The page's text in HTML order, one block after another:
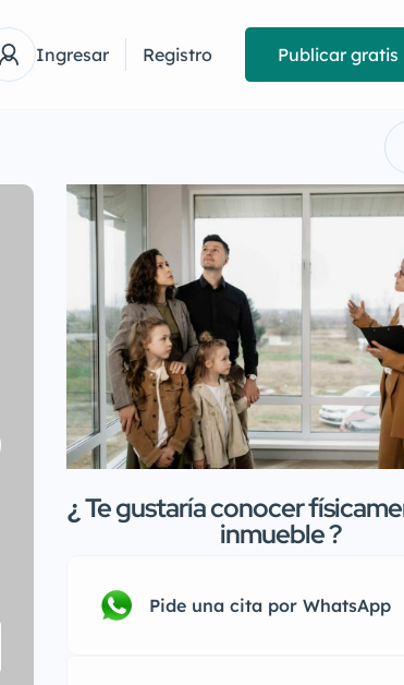
Ingresar Registro Publicar gratis
¿Te gustaría conocer
inmueble ?
Pide una cita por WhatsApp